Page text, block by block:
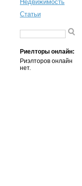
Недвижимость
Статьи
Риелторы онлайн:
Риэлторов онлайн
нет.